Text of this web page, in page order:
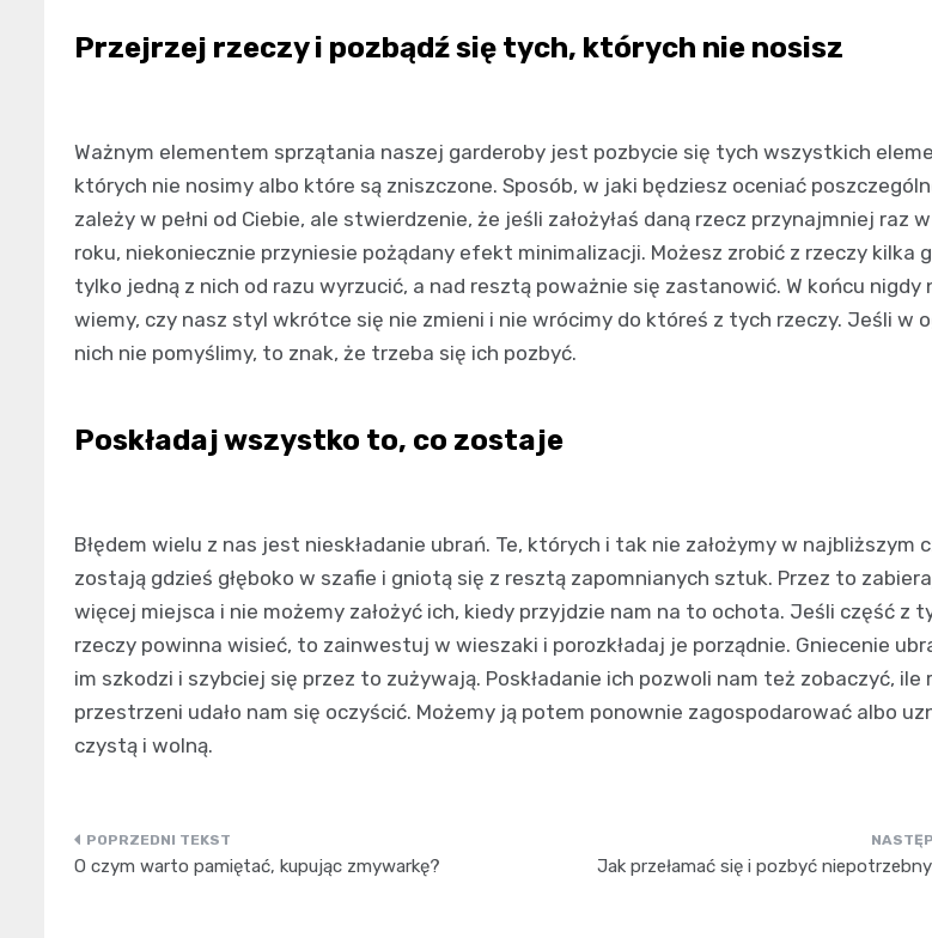
Przejrzej rzeczy i pozbądź się tych, których nie nosisz
Ważnym elementem sprzątania naszej garderoby jest pozbycie się tych wszystkich
których nie nosimy albo które są zniszczone. Sposób, w jaki będziesz oceniać
zależy w pełni od Ciebie, ale stwierdzenie, że jeśli założyłaś daną rzecz przynajmniej raz w
roku, niekoniecznie przyniesie pożądany efekt minimalizacji. Możesz zrobić z rzeczy kilka
tylko jedną z nich od razu wyrzucić, a nad resztą poważnie się zastanowić. W końcu nigdy
wiemy, czy nasz styl wkrótce się nie zmieni i nie wrócimy do któreś z tych rzeczy. Jeśli w
nich nie pomyślimy, to znak, że trzeba się ich pozbyć.
Poskładaj wszystko to, co zostaje
Błędem wielu z nas jest nieskładanie ubrań. Te, których i tak nie założymy w najbliższym
zostają gdzieś głęboko w szafie i gniotą się z resztą zapomnianych sztuk. Przez to
więcej miejsca i nie możemy założyć ich, kiedy przyjdzie nam na to ochota. Jeśli część z
rzeczy powinna wisieć, to zainwestuj w wieszaki i porozkładaj je porządnie. Gniecenie
im szkodzi i szybciej się przez to zużywają. Poskładanie ich pozwoli nam też zobaczyć, ile
przestrzeni udało nam się oczyścić. Możemy ją potem ponownie zagospodarować albo
czystą i wolną.
Nawigacja
O czym warto pamiętać, kupując zmywarkę? Jak przełamać się i pozbyć